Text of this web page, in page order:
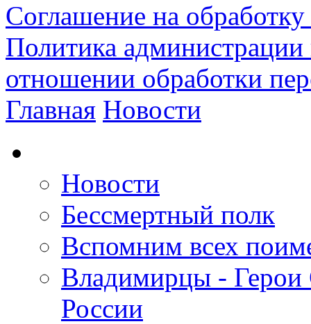
Соглашение на
Политика
отношении обработки
Главная Новости
Новости
Бессмертный полк
Вспомним всех
Владимирцы - Герои
России